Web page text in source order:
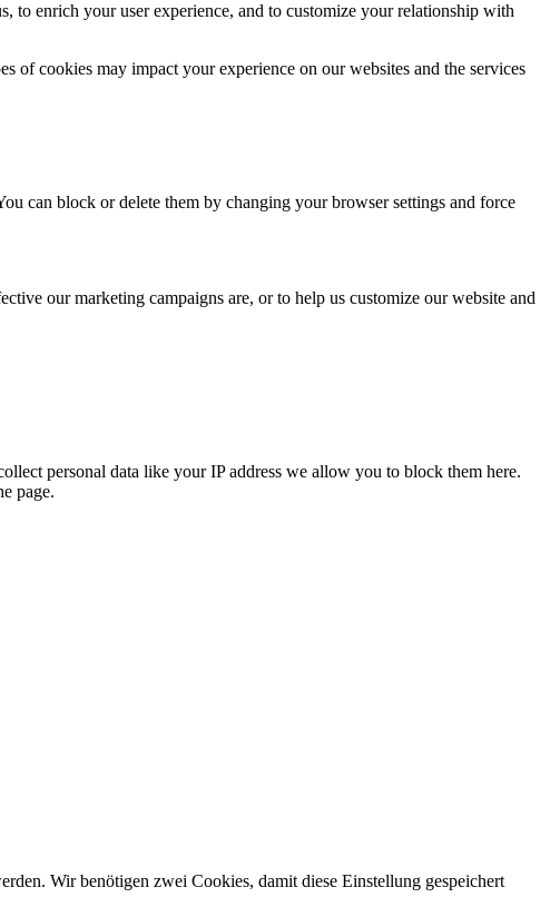
to enrich your user experience, and to customize your relationship with
of cookies may impact your experience on our websites and the services
can block or delete them by changing your browser settings and force
our marketing campaigns are, or to help us customize our website and
personal data like your IP address we allow you to block them here.
page.
Wir benötigen zwei Cookies, damit diese Einstellung gespeichert